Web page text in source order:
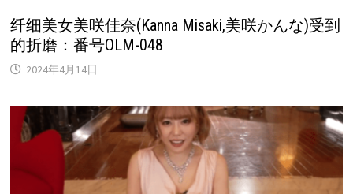
纤细美女美咲佳奈(Kanna Misaki,美咲かんな)受到
的折磨：番号OLM-048
2024年4月14日